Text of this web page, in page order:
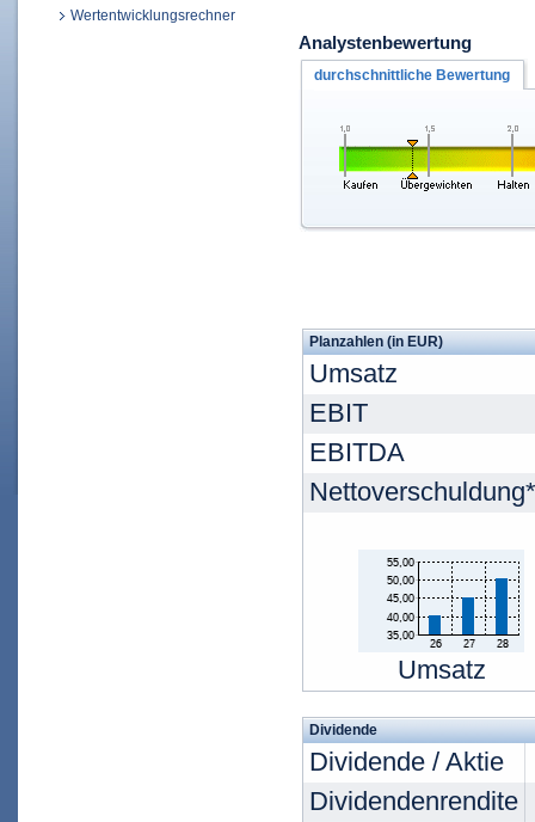
Wertentwicklungsrechner
Analystenbewertung
durchschnittliche Bewertung
Planzahlen (in EUR)
Umsatz
EBIT
EBITDA
Umsatz
Dividende
Dividende / Aktie
Dividendenrendite